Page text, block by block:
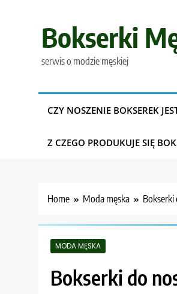
Bokserki
serwis o modzie męskiej
CZY NOSZENIE BOKSEREK
Z CZEGO PRODUKUJE SIĘ
Home Moda męska Bokserki
MODA MĘSKA
Bokserki do